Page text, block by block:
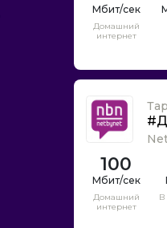
Домашний
интернет
100
Домашний
интернет
В